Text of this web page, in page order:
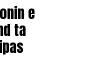
e
ta